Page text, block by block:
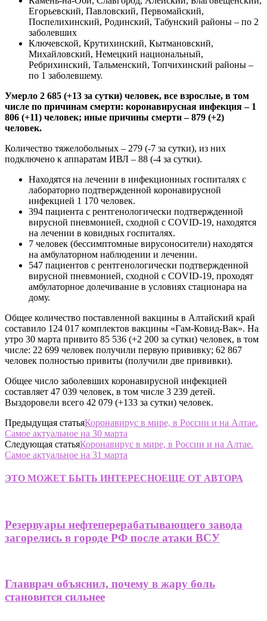
Егорьевский, Павловский, Первомайский,
Поспелихинский, Родинский, Табунский районы – по 2
заболевших
Ключевской, Крутихинский, Кытмановский,
Михайловский, Немецкий национальный,
Ребрихинский, Тальменский, Топчихинский районы –
по 1 заболевшему.
Умерло 2 685 (+13 за сутки) человек, все взрослые, в том
числе по причинам смерти: коронавирусная инфекция – 1
806 (+11) человек; иные причины смерти – 879 (+2)
человек.
Количество тяжелобольных – 279 (-7 за сутки), из них
подключено к аппаратам ИВЛ – 88 (-4 за сутки).
Находятся на лечении в инфекционных госпиталях с
лабораторно подтвержденной коронавирусной
инфекцией 1 170 человек.
394 пациента с рентгенологически подтвержденной
вирусной пневмонией, сходной с COVID-19, находятся
на лечении в ковидных госпиталях.
7 человек (бессимптомные вирусоносители) находятся
на амбулаторном наблюдении и лечении.
547 пациентов с рентгенологически подтвержденной
вирусной пневмонией, сходной с COVID-19, проходят
амбулаторное долечивание в условиях стационара на
дому.
Общее количество поставленной вакцины в Алтайский край
составило 124 017 комплектов вакцины «Гам-Ковид-Вак». На
утро 30 марта привито 85 536 (+2 200 за сутки) человек, в том
числе: 22 699 человек получили первую прививку; 62 867
человек полностью привиты (получили две прививки).
Общее число заболевших коронавирусной инфекцией
составляет 47 039 человек, в том числе 3 239 детей.
Выздоровели всего 42 079 (+133 за сутки) человек.
Предыдущая статьяКоронавирус в мире, в России и на Алтае.
Самое актуальное на 30 марта
Следующая статьяКоронавирус в мире, в России и на Алтае.
Самое актуальное на 31 марта
ЭТО МОЖЕТ БЫТЬ ИНТЕРЕСНОЕЩЕ ОТ АВТОРА
Резервуары нефтеперерабатывающего завода
загорелись в городе РФ после атаки ВСУ
Главврач объяснил, почему в жару боль
становится сильнее